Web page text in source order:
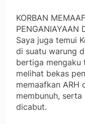
KORBAN
PENGANIAYAAN
Saya juga temui
di suatu warung
bertiga mengaku
melihat bekas
memaafkan ARH
membunuh,
dicabut.